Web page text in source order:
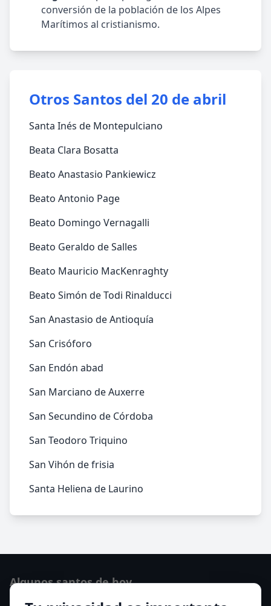
conversión de la población de los Alpes
Marítimos al cristianismo.
Otros Santos del 20 de abril
Santa Inés de Montepulciano
Beata Clara Bosatta
Beato Anastasio Pankiewicz
Beato Antonio Page
Beato Domingo Vernagalli
Beato Geraldo de Salles
Beato Mauricio MacKenraghty
Beato Simón de Todi Rinalducci
San Anastasio de Antioquía
San Crisóforo
San Endón abad
San Marciano de Auxerre
San Secundino de Córdoba
San Teodoro Triquino
San Vihón de frisia
Santa Heliena de Laurino
Algunos santos de hoy